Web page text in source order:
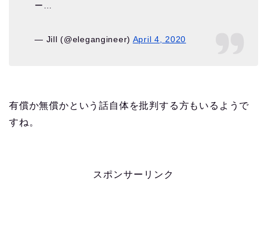
ー…
— Jill (@elegangineer) April 4, 2020
有償か無償かという話自体を批判する方もいるようで
すね。
スポンサーリンク